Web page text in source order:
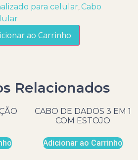
para celular ,Cabo
ao Carrinho
Relacionados
CABO DE DADOS 3 EM 1
COM ESTOJO
Adicionar ao Carrinho